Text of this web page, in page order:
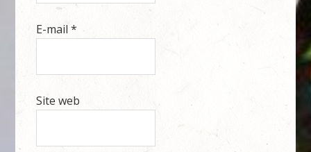
E-mail*
Site web